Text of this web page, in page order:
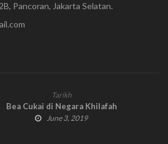
Pancoran, Jakarta Selatan.
Tarikh
Bea Cukai di Negara Khilafah
June 3, 2019